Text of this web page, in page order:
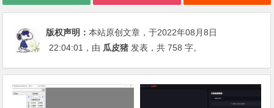
版权声明：本站原创文章，于2022年08月8日
22:04:01 ，由 瓜皮猪 发表，共 758 字。